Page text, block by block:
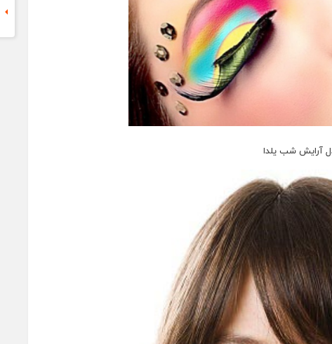
آرایش شب یلدا